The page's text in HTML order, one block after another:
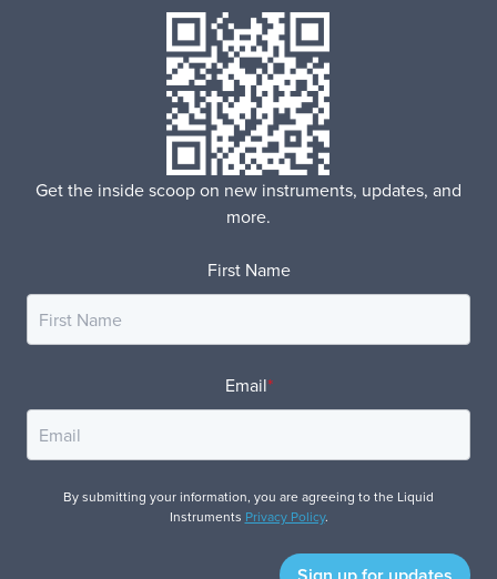
Get the inside scoop on new instruments, updates, and
more.
First Name
Email*
By submitting your information, you are agreeing to the Liquid
Instruments Privacy Policy.